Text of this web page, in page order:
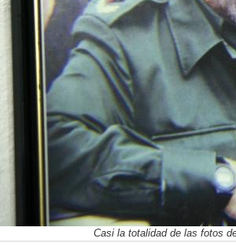
Casi la totalidad de las fotos